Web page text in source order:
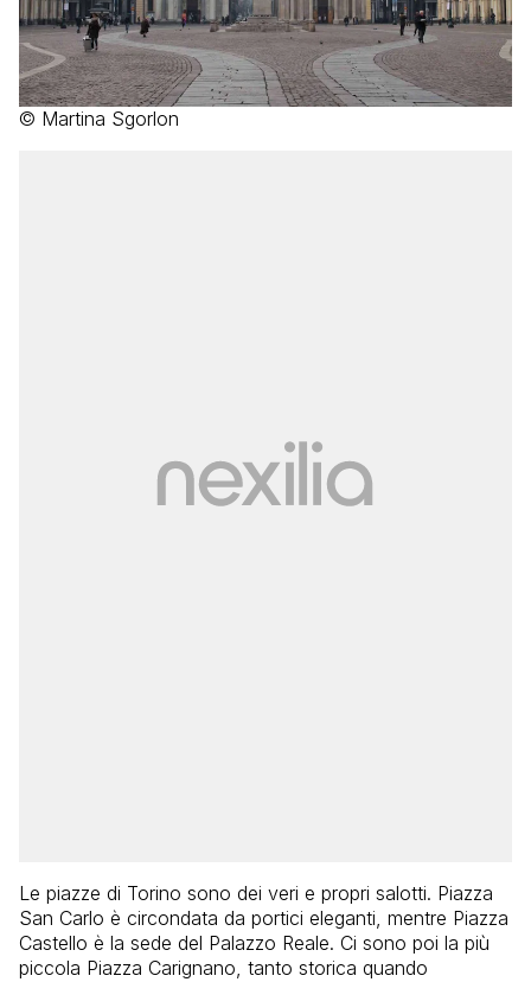
© Martina Sgorlon
Le piazze di Torino sono dei veri e propri salotti. Piazza
San Carlo è circondata da portici eleganti, mentre Piazza
Castello è la sede del Palazzo Reale. Ci sono poi la più
piccola Piazza Carignano, tanto storica quando